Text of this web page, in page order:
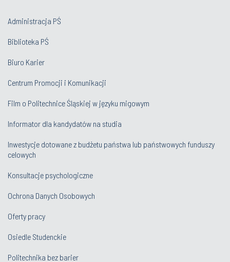
Administracja PŚ
Biblioteka PŚ
Biuro Karier
Centrum Promocji i Komunikacji
Film o Politechnice Śląskiej w języku migowym
Informator dla kandydatów na studia
Inwestycje dotowane z budżetu państwa lub państwowych funduszy
celowych
Konsultacje psychologiczne
Ochrona Danych Osobowych
Oferty pracy
Osiedle Studenckie
Politechnika bez barier